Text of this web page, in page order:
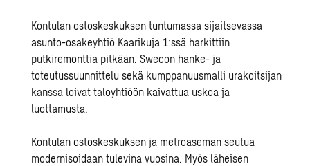
Kontulan ostoskeskuksen tuntumassa sijaitsevassa
asunto-osakeyhtiö Kaarikuja 1:ssä harkittiin
putkiremonttia pitkään. Swecon hanke- ja
toteutussuunnittelu sekä kumppanuusmalli urakoitsijan
kanssa loivat taloyhtiöön kaivattua uskoa ja
luottamusta.
Kontulan ostoskeskuksen ja metroaseman seutua
modernisoidaan tulevina vuosina. Myös läheisen